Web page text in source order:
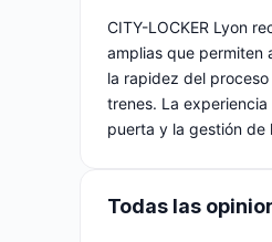
CITY-LOCKER Lyon
amplias que permiten
la rapidez del
trenes. La
puerta y la gestión de
Todas las